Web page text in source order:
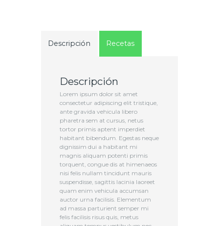
Descripción Recetas
Descripción
Lorem ipsum dolor sit amet
consectetur adipiscing elit tristique,
ante gravida vehicula libero
pharetra sem at cursus, netus
tortor primis aptent imperdiet
habitant bibendum. Egestas neque
dignissim dui a habitant mi
magnis aliquam potenti primis
torquent, congue dis at himenaeos
nisi felis nullam tincidunt mauris
suspendisse, sagittis lacinia laoreet
quam enim vehicula accumsan
auctor urna facilisis. Elementum
ad massa parturient semper mi
felis facilisis risus quis, metus